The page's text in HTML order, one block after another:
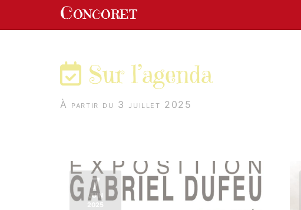
Concoret
Sur l’agenda
À partir du 3 juillet 2025
7
JUIN
2025
Panneau de gestion des cookies